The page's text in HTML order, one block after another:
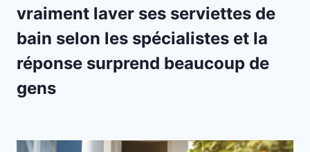
vraiment laver ses serviettes de
bain selon les spécialistes et la
réponse surprend beaucoup de
gens